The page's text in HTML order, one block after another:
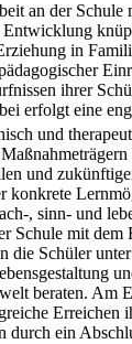
an der Schule
in
ihrer
erfolgt eine
und
und
konkrete
, sinn- und
Schule mit dem
die Schüler
beraten. Am
Erreichen
durch ein